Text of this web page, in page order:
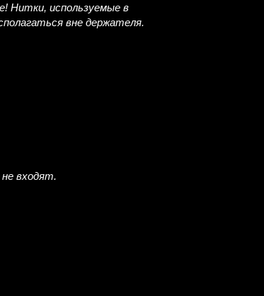
Нитки, используемые в
вне держателя.
входят.